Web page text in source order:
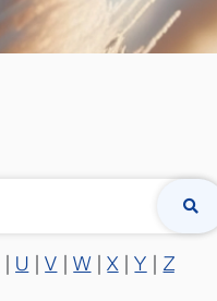
U |V |W|X|Y Z